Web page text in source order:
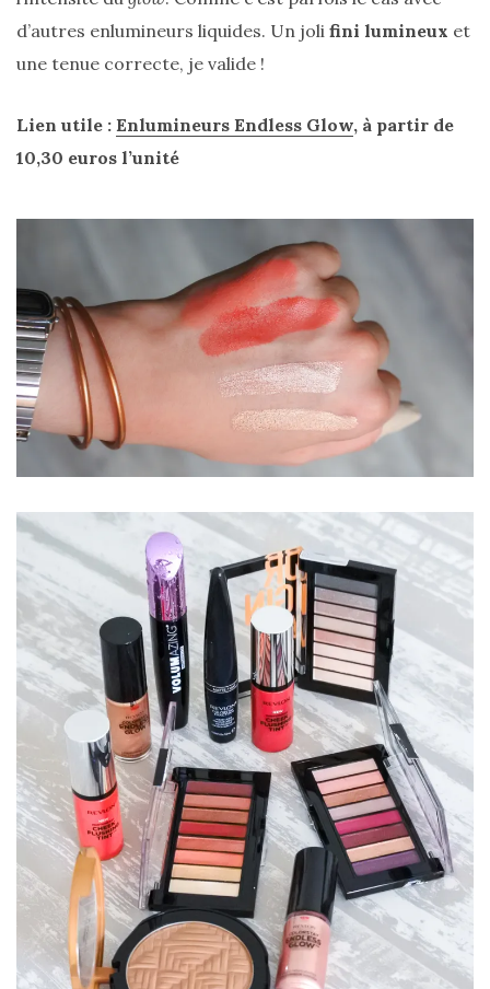
d’autres enlumineurs liquides. Un joli fini lumineux et
une tenue correcte, je valide !
Lien utile : Enlumineurs Endless Glow, à partir de
10,30 euros l’unité